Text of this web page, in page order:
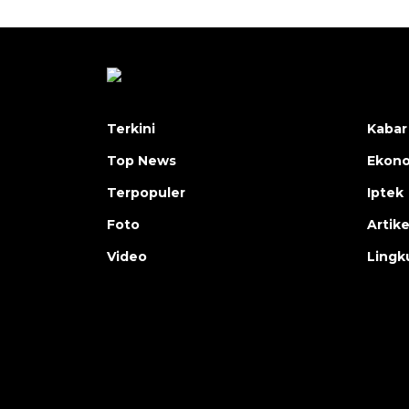
Terkini
Top News
Terpopuler
Foto
Video
Iptek